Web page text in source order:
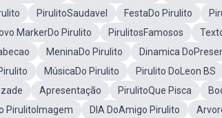
PirulitoSaudavel FestaDo Pirulito
MarkerDo Pirulito PirulitosFamosos
MeninaDo Pirulito Dinamica
MúsicaDo Pirulito Pirulito DoLeon BS
Apresentação PirulitoQue Pisca
PirulitoImagem DIA DoAmigo Pirulito